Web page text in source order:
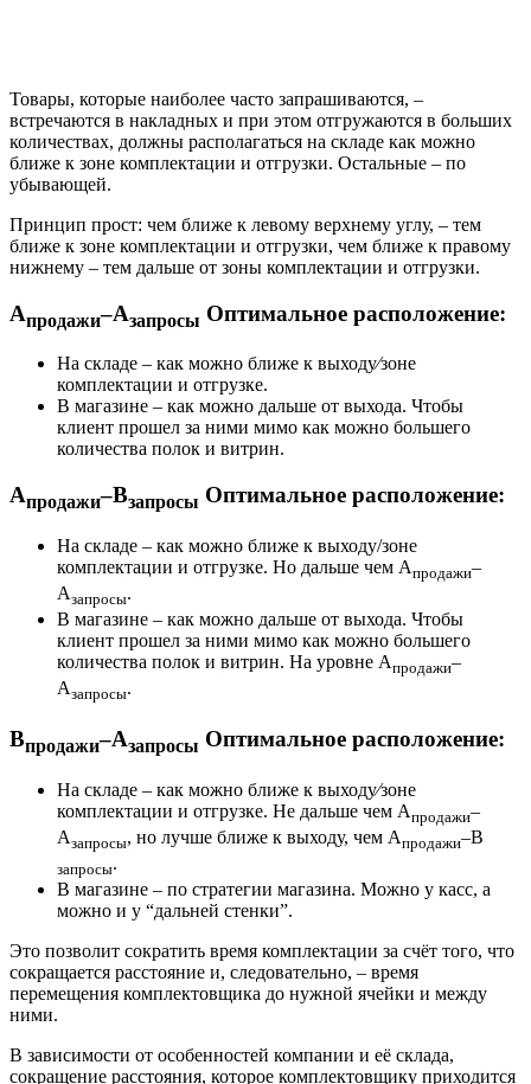
Товары, которые наиболее часто запрашиваются, –
встречаются в накладных и при этом отгружаются в больших
количествах, должны располагаться на складе как можно
ближе к зоне комплектации и отгрузки. Остальные – по
убывающей.
Принцип прост: чем ближе к левому верхнему углу, – тем
ближе к зоне комплектации и отгрузки, чем ближе к правому
нижнему – тем дальше от зоны комплектации и отгрузки.
Апродажи–Азапросы Оптимальное расположение:
На складе – как можно ближе к выходу⁄зоне
комплектации и отгрузке.
В магазине – как можно дальше от выхода. Чтобы
клиент прошел за ними мимо как можно большего
количества полок и витрин.
Апродажи–Взапросы Оптимальное расположение:
На складе – как можно ближе к выходу/зоне
комплектации и отгрузке. Но дальше чем Апродажи–
Азапросы.
В магазине – как можно дальше от выхода. Чтобы
клиент прошел за ними мимо как можно большего
количества полок и витрин. На уровне Апродажи–
Азапросы.
Впродажи–Азапросы Оптимальное расположение:
На складе – как можно ближе к выходу⁄зоне
комплектации и отгрузке. Не дальше чем Апродажи–
Азапросы, но лучше ближе к выходу, чем Апродажи–В
запросы.
В магазине – по стратегии магазина. Можно у касс, а
можно и у “дальней стенки”.
Это позволит сократить время комплектации за счёт того, что
сокращается расстояние и, следовательно, – время
перемещения комплектовщика до нужной ячейки и между
ними.
В зависимости от особенностей компании и её склада,
сокращение расстояния, которое комплектовщику приходится